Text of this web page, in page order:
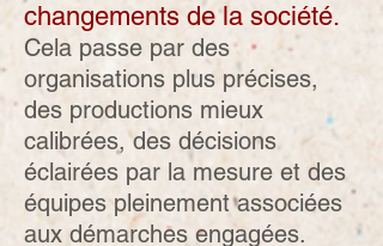
changements de la société.
Cela passe par des
organisations plus précises,
des productions mieux
calibrées, des décisions
éclairées par la mesure et des
équipes pleinement associées
aux démarches engagées.